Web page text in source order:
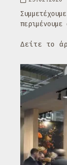
Δείτε το